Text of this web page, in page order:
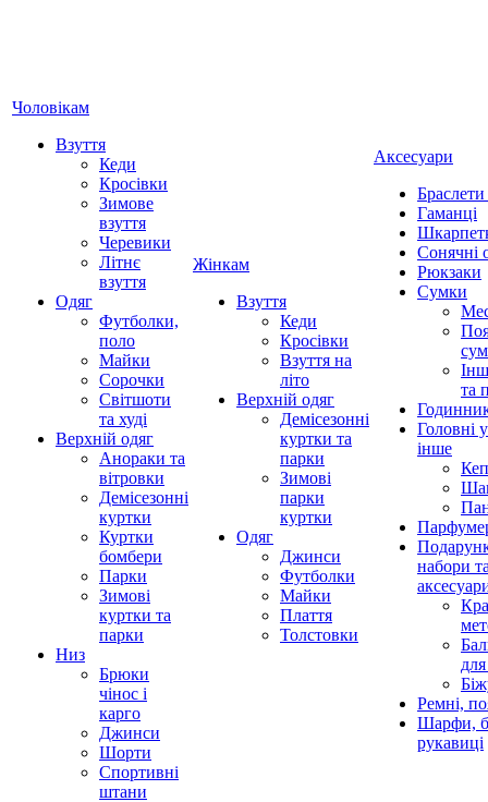
Чоловікам
Взуття
Кеди
Кросівки
Зимове
взуття
Черевики
Літнє
взуття
Одяг
Футболки,
поло
Майки
Сорочки
Світшоти
та худі
Верхній одяг
Анораки та
вітровки
Демісезонні
куртки
Куртки
бомбери
Парки
Зимові
куртки та
парки
Низ
Брюки
чінос і
карго
Джинси
Шорти
Спортивні
штани
Жінкам
Взуття
Кеди
Кросівки
Взуття на
літо
Верхній одяг
Демісезонні
куртки та
парки
Зимові
парки
куртки
Одяг
Джинси
Футболки
Майки
Плаття
Толстовки
Аксесуари
Гаманці
Сонячні
Рюкзаки
Сумки
та
Головні
інше
набори
Ремні,
Шарфи,
рукавиці